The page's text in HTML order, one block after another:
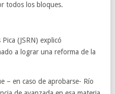
todos los bloques.
(JSRN) explicó
a lograr una reforma de la
– en caso de aprobarse- Río